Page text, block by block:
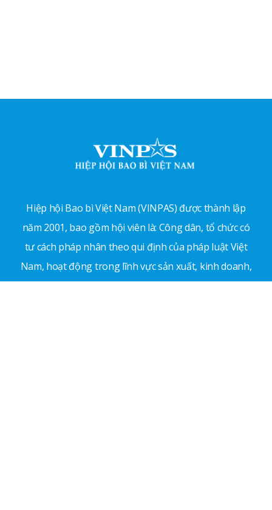
Hiệp hội Bao bì Việt Nam (VINPAS) được thành lập
năm 2001, bao gồm hội viên là: Công dân, tổ chức có
tư cách pháp nhân theo qui định của pháp luật Việt
Nam, hoạt động trong lĩnh vực sản xuất, kinh doanh,
sử dụng, nghiên cứu và quản lý có liên quan trực tiếp